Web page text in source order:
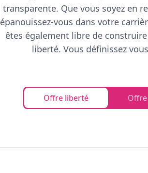
transparente. Que vous soyez en
épanouissez-vous dans votre
êtes également libre de
liberté. Vous définissez
Offre liberté